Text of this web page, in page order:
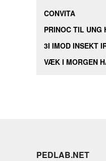
CONVITA
PRINOC TIL UNG
3I IMOD INSEKT
VÆK I MORGEN
PEDLAB.NET